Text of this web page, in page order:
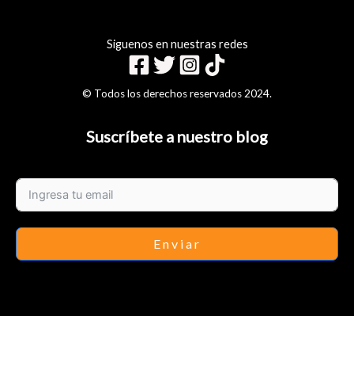
Siguenos en nuestras redes
© Todos los derechos reservados 2024.
Suscríbete a nuestro blog
Enviar